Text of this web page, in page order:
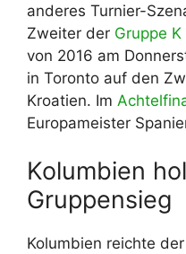
anderes Turnier-
Zweiter der Gruppe K
von 2016 am
in Toronto auf den
Kroatien. Im
Europameister
Kolumbien
Gruppensieg
Kolumbien reichte